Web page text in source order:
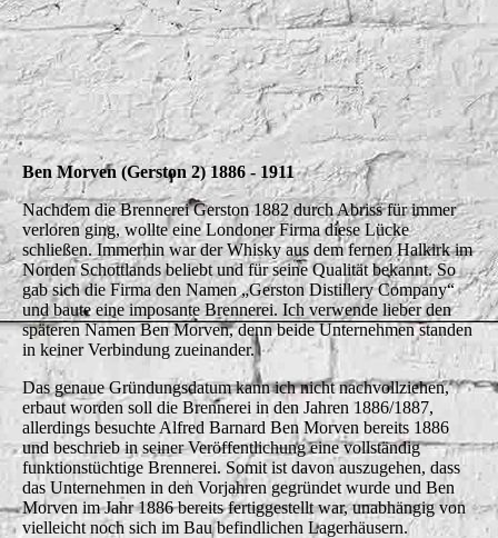
Ben Morven 1905
Ben Morven (Gerston 2) 1886 - 1911
Nachdem die Brennerei Gerston 1882 durch Abriss für immer
verloren ging, wollte eine Londoner Firma diese Lücke
schließen. Immerhin war der Whisky aus dem fernen Halkirk im
Norden Schottlands beliebt und für seine Qualität bekannt. So
gab sich die Firma den Namen „Gerston Distillery Company“
und baute eine imposante Brennerei. Ich verwende lieber den
späteren Namen Ben Morven, denn beide Unternehmen standen
in keiner Verbindung zueinander.
Das genaue Gründungsdatum kann ich nicht nachvollziehen,
erbaut worden soll die Brennerei in den Jahren 1886/1887,
allerdings besuchte Alfred Barnard Ben Morven bereits 1886
und beschrieb in seiner Veröffentlichung eine vollständig
funktionstüchtige Brennerei. Somit ist davon auszugehen, dass
das Unternehmen in den Vorjahren gegründet wurde und Ben
Morven im Jahr 1886 bereits fertiggestellt war, unabhängig von
vielleicht noch sich im Bau befindlichen Lagerhäusern.